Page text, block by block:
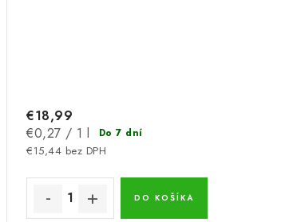
Do 7 dní
€15,44 bez DPH
€18,99
Jednotková
cena:
€0,27 / 1 l
DO KOŠÍKA